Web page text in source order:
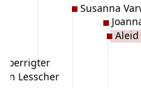
Boerrigter
Lesscher
Susanna